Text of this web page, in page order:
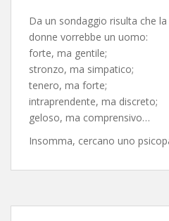
Da un sondaggio risulta che
donne vorrebbe un uomo:
forte, ma gentile;
stronzo, ma simpatico;
tenero, ma forte;
intraprendente, ma discreto;
geloso, ma comprensivo…
Insomma, cercano uno